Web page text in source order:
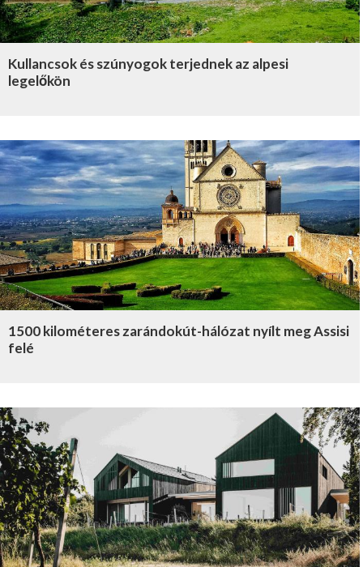
Kullancsok és szúnyogok terjednek az alpesi
legelőkön
1500 kilométeres zarándokút-hálózat nyílt meg Assisi
felé